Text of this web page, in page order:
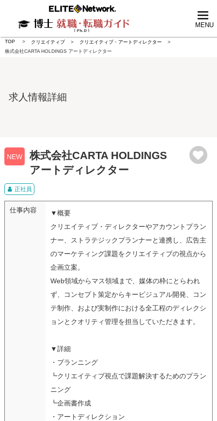
MENU
TOP クリエイティブ
クリエイティブ・アートディレクター
株式会社CARTA HOLDINGS アートディレクター
求人情報詳細
NEW
株式会社CARTA HOLDINGS
アートディレクター
正社員
仕事内容
▼概要
クリエイティブ・ディレクターやアカウントプラン
ナー、ストラテジックプランナーと連携し、広告主
のマーケティング課題をクリエイティブの視点から
企画立案。
Web領域からマス領域まで、媒体の枠にとらわれ
ず、コンセプト策定からキービジュアル開発、コン
テ制作、および実制作における全工程のディレクシ
ョンとクオリティ管理を担当していただきます。
▼詳細
・プランニング
┗クリエイティブ視点で課題解決するためのプラン
ニング
┗企画書作成
・アートディレクション